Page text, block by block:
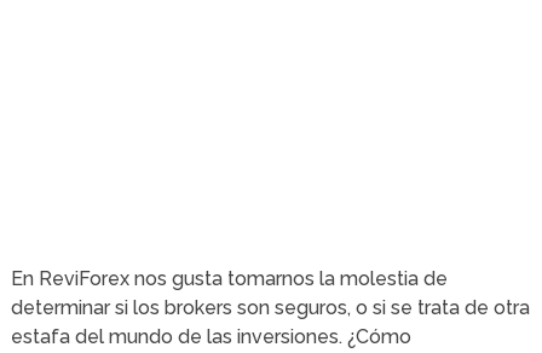
En ReviForex nos gusta tomarnos la molestia de
determinar si los brokers son seguros, o si se trata de otra
estafa del mundo de las inversiones. ¿Cómo